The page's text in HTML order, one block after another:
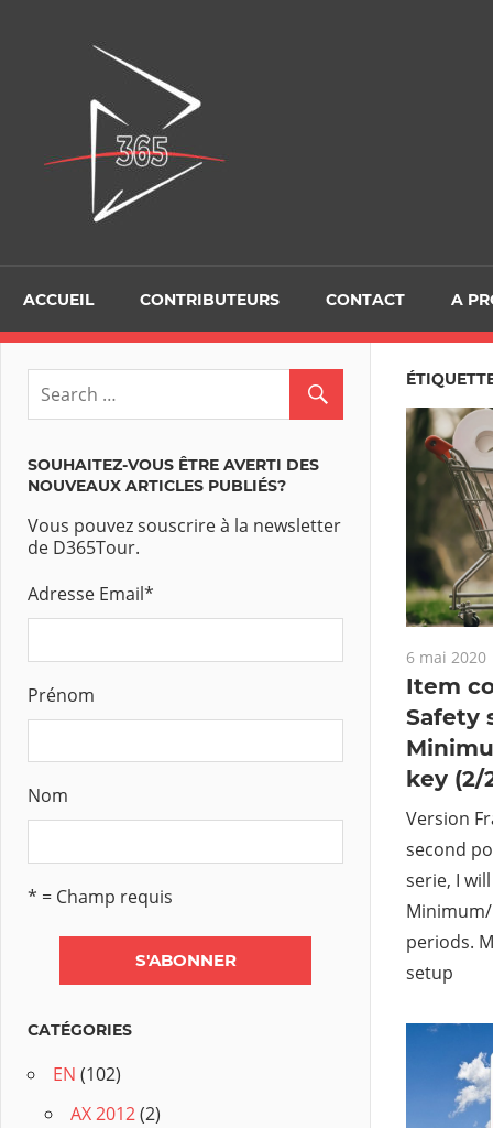
ACCUEIL CONTRIBUTEURS CONTACT A
6 mai 2020
Item
Safety
key (2/
Version
second
serie, I
periods.
setup
SOUHAITEZ-VOUS ÊTRE AVERTI DES
NOUVEAUX ARTICLES PUBLIÉS?
Vous pouvez souscrire à la newsletter
de D365Tour.
Adresse Email*
Prénom
Nom
* = Champ requis
CATÉGORIES
EN (102)
AX 2012(2)